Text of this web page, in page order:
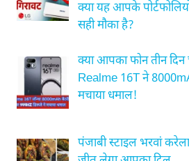
क्या यह आपके
सही मौका है?
क्या आपका फोन तीन
Realme 16T ने
मचाया धमाल!
पंजाबी स्टाइल भरवां